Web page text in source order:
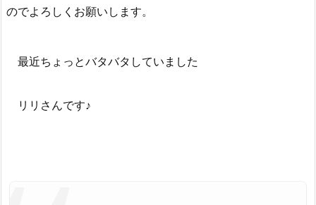
のでよろしくお願いします。
最近ちょっとバタバタしていました
リリさんです♪